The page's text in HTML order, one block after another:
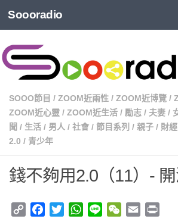
Soooradio
SOOO節目 / ZOOM近兩性 / ZOOM近博覽 /
ZOOM近心靈 / ZOOM近生活 / 勵志 / 夫妻 /
聞 / 生活 / 男人 / 社會 / 節目系列 / 親子 / 財經
2.0 / 青少年
錢不夠用2.0（11）-
Copy
Facebook
TwitterWhatsApp
Line WeChat
Email